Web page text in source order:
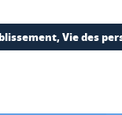
Vie des